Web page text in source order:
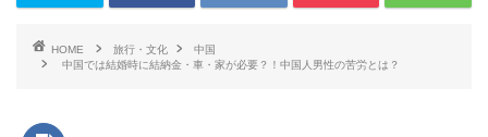
HOME 旅行・文化
中国
中国では結婚時に結納金・車・家が必要？！中国人男性の苦労とは？